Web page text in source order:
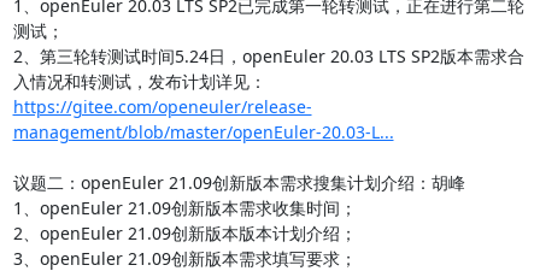
1、openEuler 20.03 LTS SP2已完成第一轮转测试，正在进行第二轮
测试；
2、第三轮转测试时间5.24日，openEuler 20.03 LTS SP2版本需求合
https://gitee.com/openeuler/release-
management/blob/master/openEuler-20.03-L...
议题二：openEuler 21.09创新版本需求搜集计划介绍：胡峰
1、openEuler 21.09创新版本需求收集时间；
2、openEuler 21.09创新版本版本计划介绍；
3、openEuler 21.09创新版本需求填写要求；